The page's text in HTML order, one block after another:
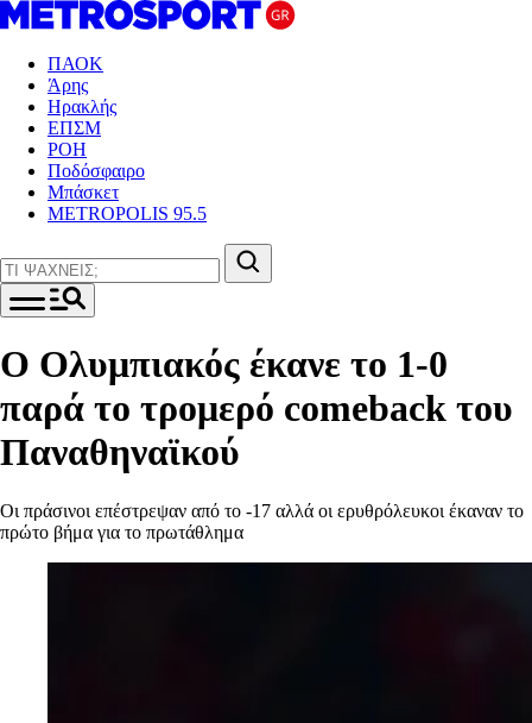
ΠΑΟΚ
Άρης
Ηρακλής
ΕΠΣΜ
ΡΟΗ
Ποδόσφαιρο
Μπάσκετ
METROPOLIS 95.5
Ο Ολυμπιακός έκανε το 1-0
παρά το τρομερό comeback του
Παναθηναϊκού
Οι πράσινοι επέστρεψαν από το -17 αλλά οι ερυθρόλευκοι έκαναν το
πρώτο βήμα για το πρωτάθλημα